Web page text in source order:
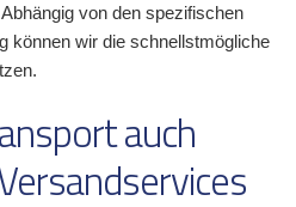
von den spezifischen
können wir die schnellstmögliche
auch